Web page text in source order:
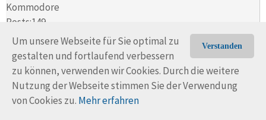
Verstanden
Um unsere Webseite für Sie optimal zu
gestalten und fortlaufend verbessern
zu können, verwenden wir Cookies. Durch die weitere
Nutzung der Webseite stimmen Sie der Verwendung
von Cookies zu. Mehr erfahren
Kommodore
Posts:149